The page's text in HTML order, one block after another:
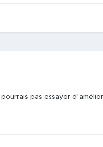
pas essayer